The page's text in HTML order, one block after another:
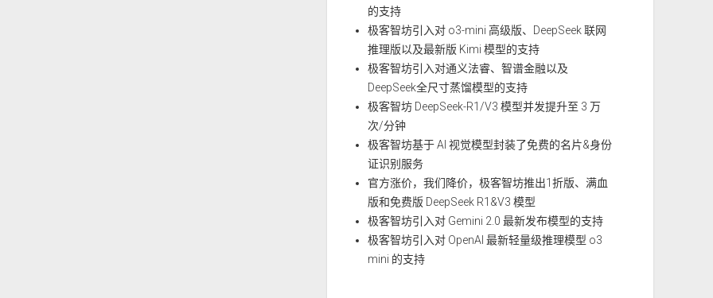
的支持
极客智坊引入对 o3-mini 高级版、DeepSeek 联网
推理版以及最新版 Kimi 模型的支持
极客智坊引入对通义法睿、智谱金融以及
DeepSeek全尺寸蒸馏模型的支持
极客智坊 DeepSeek-R1/V3 模型并发提升至 3 万
次/分钟
极客智坊基于 AI 视觉模型封装了免费的名片&身份
证识别服务
官方涨价，我们降价，极客智坊推出1折版、满血
版和免费版 DeepSeek R1&V3 模型
极客智坊引入对 Gemini 2.0 最新发布模型的支持
极客智坊引入对 OpenAI 最新轻量级推理模型 o3
mini 的支持